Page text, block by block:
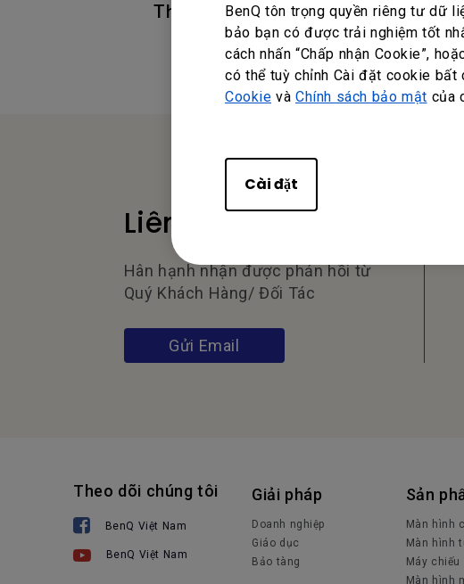
BenQ tôn trọng quyền riêng tư dữ
bảo bạn có được trải nghiệm tốt
cách nhấn “Chấp nhận Cookie”,
có thể tuỳ chỉnh Cài đặt cookie
Cookie và Chính sách bảo mật của
Cài đặt
Thông tin này có hữu ích không?
Liên hệ chúng tôi
Hân hạnh nhận được phản hồi từ
Quý Khách Hàng/ Đối Tác
Gửi Email
Theo dõi chúng tôi
BenQ Việt Nam
BenQ Việt Nam
Giải pháp
Doanh nghiệp
Giáo dục
Bảo tàng
Sản
Màn hình
Màn hình
Máy chiếu
Màn hình